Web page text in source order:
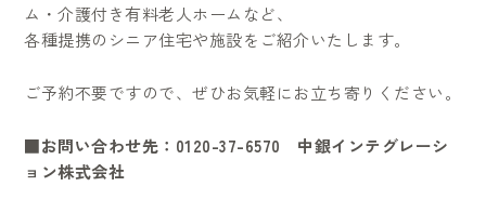
ム・介護付き有料老人ホームなど、
各種提携のシニア住宅や施設をご紹介いたします。
ご予約不要ですので、ぜひお気軽にお立ち寄りください。
■お問い合わせ先：0120-37-6570 中銀インテグレーシ
ョン株式会社